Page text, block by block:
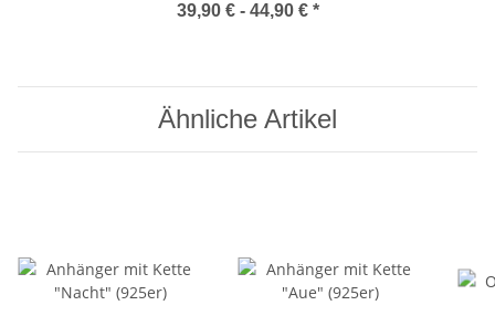
39,90 € - 44,90 € *
Ähnliche Artikel